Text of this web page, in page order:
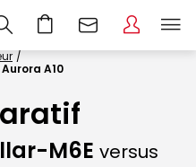
Aurora A10
M6E versus